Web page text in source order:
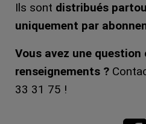
Ils sont distribués
uniquement par
Vous avez une question
renseignements ?
33 31 75 !